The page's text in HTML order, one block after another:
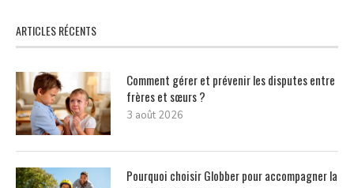
ARTICLES RÉCENTS
Comment gérer et prévenir les disputes entre
frères et sœurs ?
3 août 2026
Pourquoi choisir Globber pour accompagner la